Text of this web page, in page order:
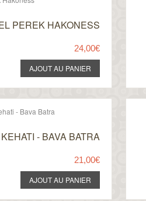
PEREK HAKONESS
24,00€
- BAVA BATRA
21,00€